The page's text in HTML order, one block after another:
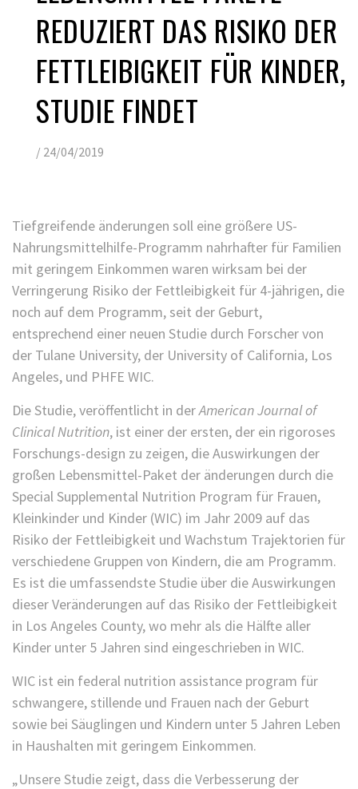
REDUZIERT DAS RISIKO DER
FETTLEIBIGKEIT FÜR KINDER,
STUDIE FINDET
/ 24/04/2019
Tiefgreifende änderungen soll eine größere US-
Nahrungsmittelhilfe-Programm nahrhafter für Familien
mit geringem Einkommen waren wirksam bei der
Verringerung Risiko der Fettleibigkeit für 4-jährigen, die
noch auf dem Programm, seit der Geburt,
entsprechend einer neuen Studie durch Forscher von
der Tulane University, der University of California, Los
Angeles, und PHFE WIC.
Die Studie, veröffentlicht in derAmerican Journal of
Clinical Nutrition, ist einer der ersten, der ein rigoroses
Forschungs-design zu zeigen, die Auswirkungen der
großen Lebensmittel-Paket der änderungen durch die
Special Supplemental Nutrition Program für Frauen,
Kleinkinder und Kinder (WIC) im Jahr 2009 auf das
Risiko der Fettleibigkeit und Wachstum Trajektorien für
verschiedene Gruppen von Kindern, die am Programm.
Es ist die umfassendste Studie über die Auswirkungen
dieser Veränderungen auf das Risiko der Fettleibigkeit
in Los Angeles County, wo mehr als die Hälfte aller
Kinder unter 5 Jahren sind eingeschrieben in WIC.
WIC ist ein federal nutrition assistance program für
schwangere, stillende und Frauen nach der Geburt
sowie bei Säuglingen und Kindern unter 5 Jahren Leben
in Haushalten mit geringem Einkommen.
„Unsere Studie zeigt, dass die Verbesserung der